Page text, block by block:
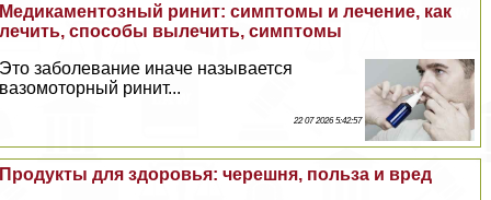
Медикаментозный ринит: симптомы и лечение, как
лечить, способы вылечить, симптомы
Это заболевание иначе называется
вазомоторный ринит...
22 07 2026 5:42:57
Продукты для здоровья: черешня, польза и вред